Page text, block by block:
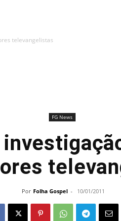
televangelistas
FG News
Por Folha Gospel - 10/01/2011